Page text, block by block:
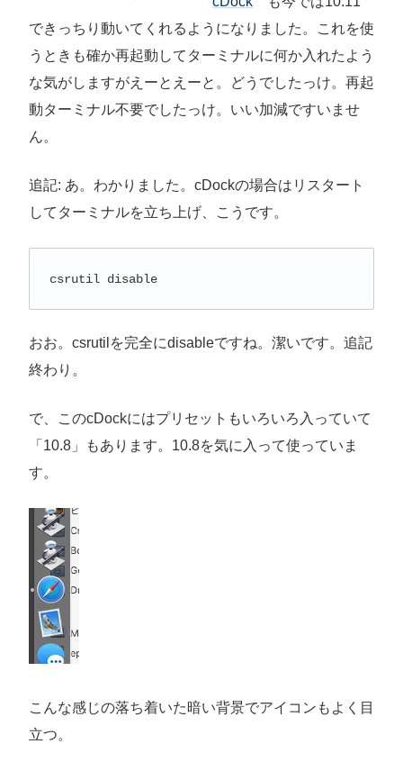
できっちり動いてくれるようになりました。これを使
うときも確か再起動してターミナルに何か入れたよう
な気がしますがえーとえーと。どうでしたっけ。再起
動ターミナル不要でしたっけ。いい加減ですいませ
ん。
追記: あ。わかりました。cDockの場合はリスタート
してターミナルを立ち上げ、こうです。
csrutil disable
おお。csrutilを完全にdisableですね。潔いです。追記
終わり。
で、このcDockにはプリセットもいろいろ入っていて
「10.8」もあります。10.8を気に入って使っていま
す。
こんな感じの落ち着いた暗い背景でアイコンもよく目
立つ。